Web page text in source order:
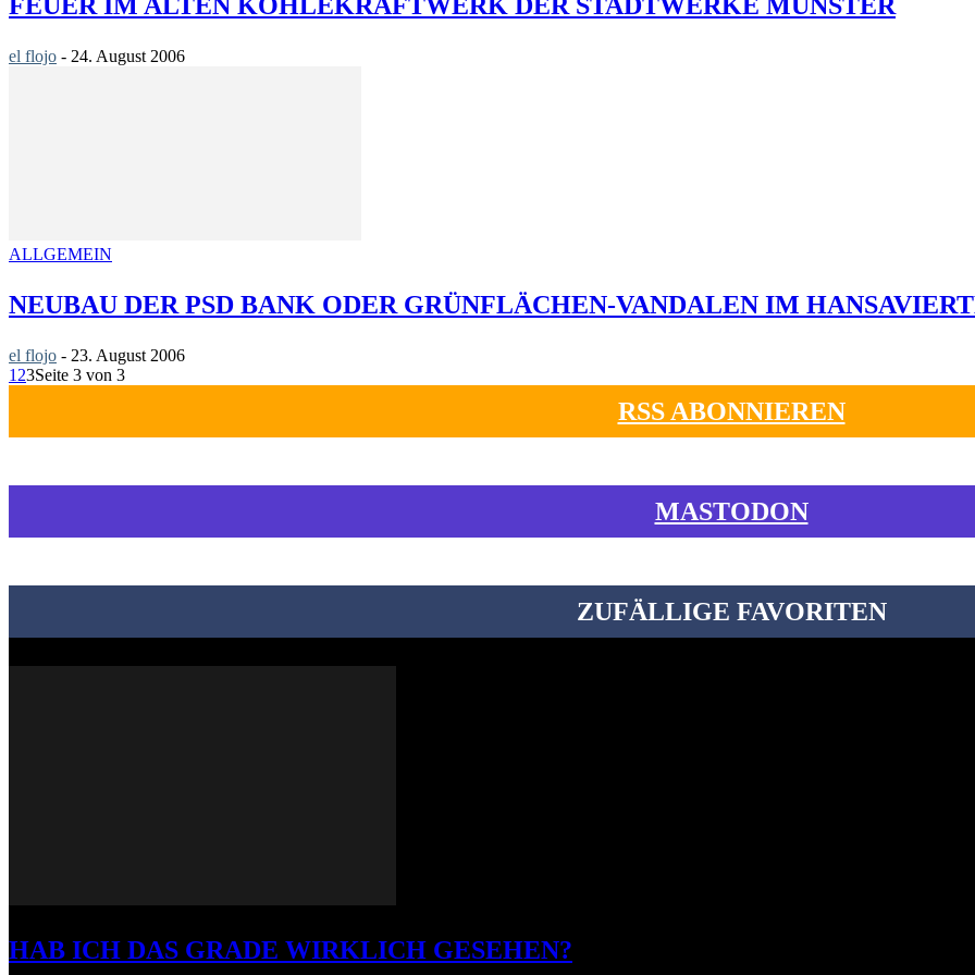
el flojo - 24. August 2006
ALLGEMEIN
NEUBAU DER PSD BANK ODER GRÜNFLÄCHEN-VANDALEN IM
el flojo - 23. August 2006
1 23Seite 3 von 3
RSS ABONNIEREN
MASTODON
ZUFÄLLIGE FAVORITEN
HAB ICH DAS GRADE WIRKLICH GESEHEN?